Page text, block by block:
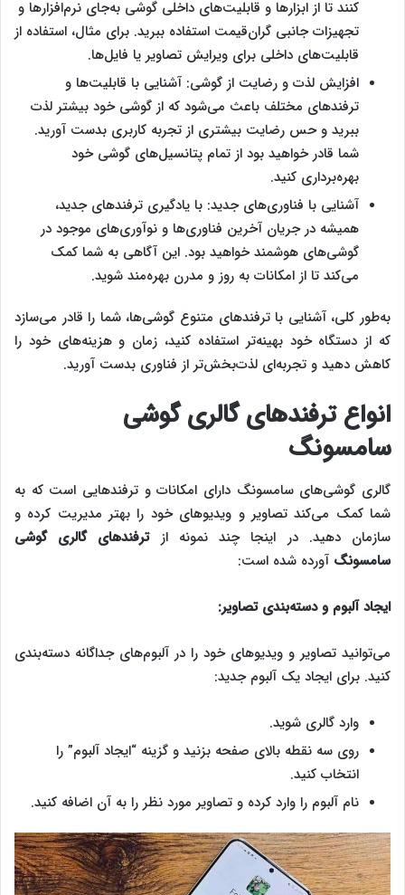
کنند تا از ابزارها و قابلیت‌های داخلی گوشی به‌جای نرم‌افزارها و
تجهیزات جانبی گران‌قیمت استفاده ببرید. برای مثال، استفاده از
قابلیت‌های داخلی برای ویرایش تصاویر یا فایل‌ها.
افزایش لذت و رضایت از گوشی: آشنایی با قابلیت‌ها و
ترفندهای مختلف باعث می‌شود که از گوشی خود بیشتر لذت
ببرید و حس رضایت بیشتری از تجربه کاربری بدست آورید.
شما قادر خواهید بود از تمام پتانسیل‌های گوشی خود
بهره‌برداری کنید.
آشنایی با فناوری‌های جدید: با یادگیری ترفندهای جدید،
همیشه در جریان آخرین فناوری‌ها و نوآوری‌های موجود در
گوشی‌های هوشمند خواهید بود. این آگاهی به شما کمک
می‌کند تا از امکانات به ‌روز و مدرن بهره‌مند شوید.
به‌طور کلی، آشنایی با ترفندهای متنوع گوشی‌ها، شما را قادر می‌سازد
که از دستگاه خود بهینه‌تر استفاده کنید، زمان و هزینه‌های خود را
کاهش دهید و تجربه‌ای لذت‌بخش‌تر از فناوری بدست آورید.
انواع ترفندهای گالری گوشی
سامسونگ
گالری گوشی‌های سامسونگ دارای امکانات و ترفندهایی است که به
شما کمک می‌کند تصاویر و ویدیوهای خود را بهتر مدیریت کرده و
سازمان دهید. در اینجا چند نمونه ازترفندهای گالری گوشی
سامسونگ آورده شده است:
ایجاد آلبوم و دسته‌بندی تصاویر:
می‌توانید تصاویر و ویدیوهای خود را در آلبوم‌های جداگانه دسته‌بندی
کنید. برای ایجاد یک آلبوم جدید:
وارد گالری شوید.
روی سه نقطه بالای صفحه بزنید و گزینه “ایجاد آلبوم” را
انتخاب کنید.
نام آلبوم را وارد کرده و تصاویر مورد نظر را به آن اضافه کنید.